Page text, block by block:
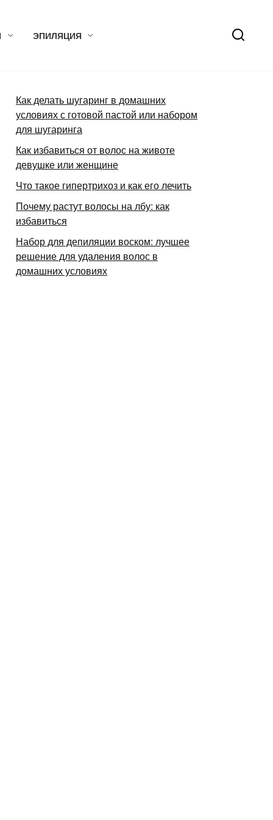
ЭПИЛЯЦИЯ
Как делать шугаринг в домашних
условиях с готовой пастой или набором
для шугаринга
Как избавиться от волос на животе
девушке или женщине
Что такое гипертрихоз и как его лечить
Почему растут волосы на лбу: как
избавиться
Набор для депиляции воском: лучшее
решение для удаления волос в
домашних условиях